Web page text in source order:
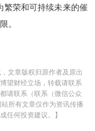
繁荣和可持续未来的催
。
文章版权归原作者及原出
望财经立场，转载请联系
请联系（联系（微信公众
所有文章仅作为资讯传播
任何投资建议。】